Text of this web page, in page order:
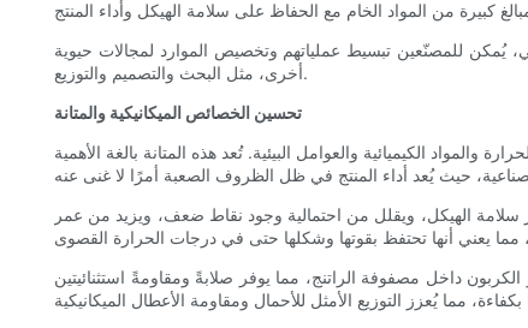
يُمكن للمصنّعين تبسيط عملياتهم وتخصيص الموارد لمجالات حيوية
أخرى، مثل البحث والتصميم والتوزيع.
تحسين الخصائص الميكانيكية والمتانة
والمواد الكيميائية والعوامل البيئية. تُعد هذه المتانة بالغة الأهمية
الهيكل، ويقلل من احتمالية وجود نقاط ضعف، ويزيد من عمر
داخل مصفوفة الراتنج، مما يوفر صلابةً ومقاومةً استثنائيتين